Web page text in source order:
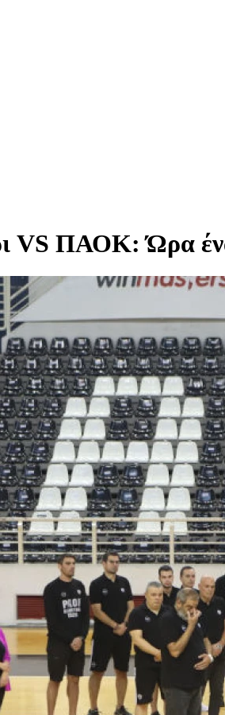
VS ΠΑΟΚ: Ώρα